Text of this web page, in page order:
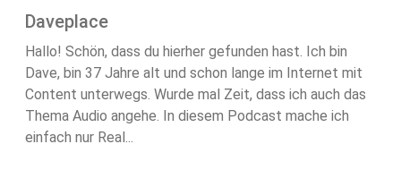
Daveplace
Hallo! Schön, dass du hierher gefunden hast. Ich bin
Dave, bin 37 Jahre alt und schon lange im Internet mit
Content unterwegs. Wurde mal Zeit, dass ich auch das
Thema Audio angehe. In diesem Podcast mache ich
einfach nur Real...